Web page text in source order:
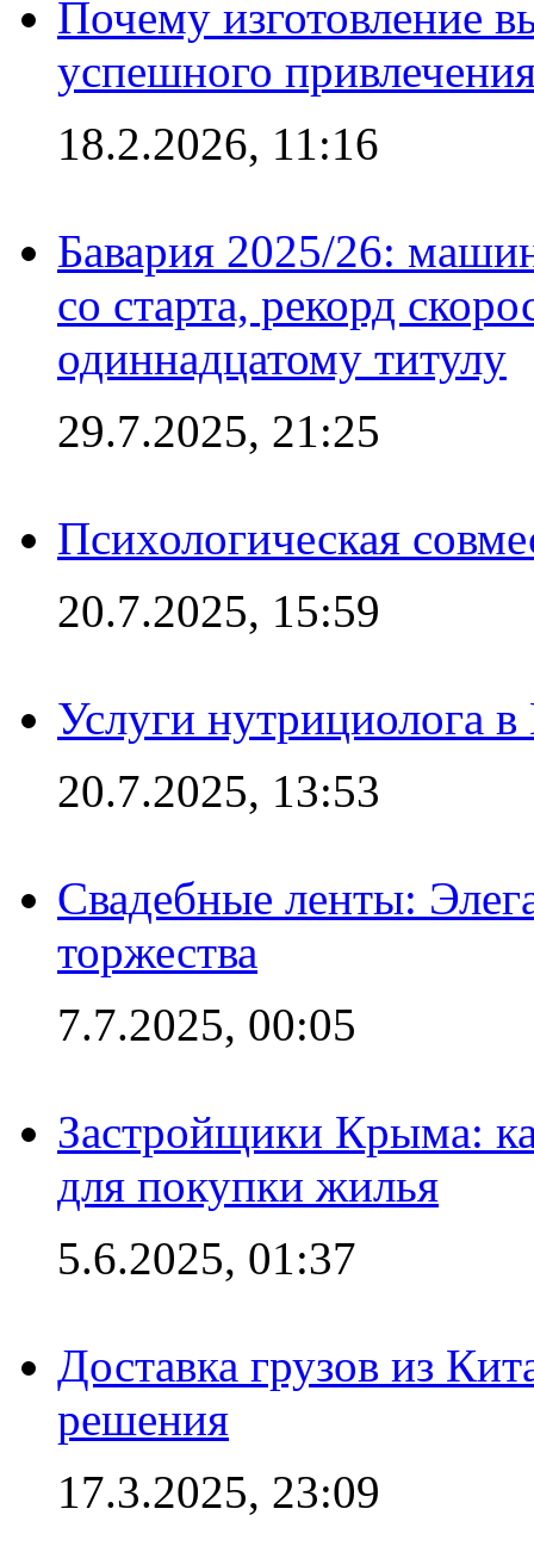
Почему изготовление
успешного
18.2.2026, 11:16
Бавария 2025/26:
со старта, рекорд
одиннадцатому титулу
29.7.2025, 21:25
Психологическая
20.7.2025, 15:59
Услуги нутрициолога
20.7.2025, 13:53
Свадебные ленты:
торжества
7.7.2025, 00:05
Застройщики Крыма:
для покупки жилья
5.6.2025, 01:37
Доставка грузов из
решения
17.3.2025, 23:09